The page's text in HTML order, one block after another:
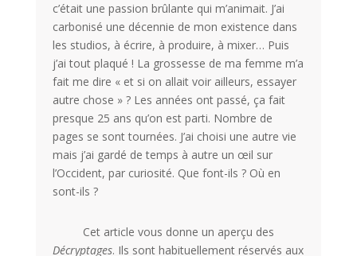
c’était une passion brûlante qui m’animait. J’ai
carbonisé une décennie de mon existence dans
les studios, à écrire, à produire, à mixer… Puis
j’ai tout plaqué ! La grossesse de ma femme m’a
fait me dire « et si on allait voir ailleurs, essayer
autre chose » ? Les années ont passé, ça fait
presque 25 ans qu’on est parti. Nombre de
pages se sont tournées. J’ai choisi une autre vie
mais j’ai gardé de temps à autre un œil sur
l’Occident, par curiosité. Que font-ils ? Où en
sont-ils ?
Cet article vous donne un aperçu des
Décryptages. Ils sont habituellement réservés aux